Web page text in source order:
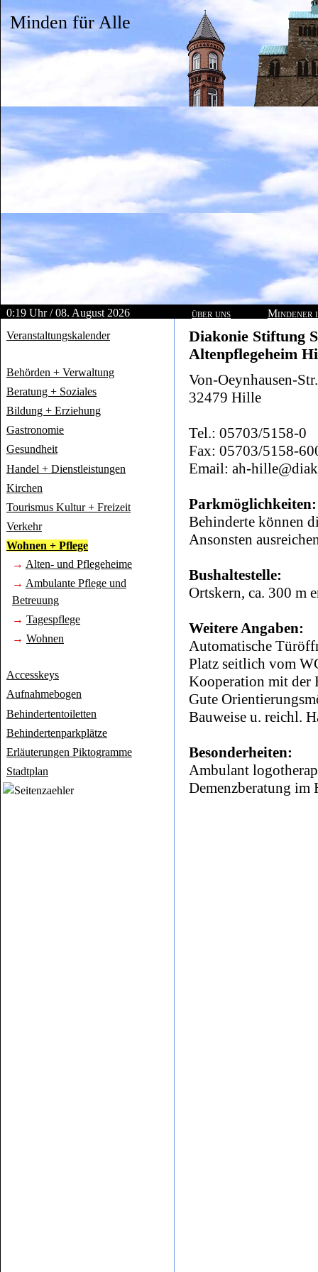
Minden für Alle
0:19 Uhr / 08. August 2026 über uns
Mindener
Veranstaltungskalender
Behörden + Verwaltung
Beratung + Soziales
Bildung + Erziehung
Gastronomie
Gesundheit
Handel + Dienstleistungen
Kirchen
Tourismus Kultur + Freizeit
Verkehr
Wohnen + Pflege
→ Alten- und Pflegeheime
→ Ambulante Pflege und
Betreuung
→ Tagespflege
→ Wohnen
Accesskeys
Aufnahmebogen
Behindertentoiletten
Behindertenparkplätze
Erläuterungen Piktogramme
Stadtplan
Diakonie Stiftung
Altenpflegeheim
Von-Oeynhausen-
32479 Hille
Tel.: 05703/5158-0
Fax: 05703/5158-
Email: ah-
Parkmöglichkeiten:
Behinderte können
Ansonsten
Bushaltestelle:
Ortskern, ca. 300 m
Weitere Angaben:
Automatische
Platz seitlich vom
Kooperation mit der
Gute
Bauweise u. reichl.
Besonderheiten:
Ambulant
Demenzberatung im